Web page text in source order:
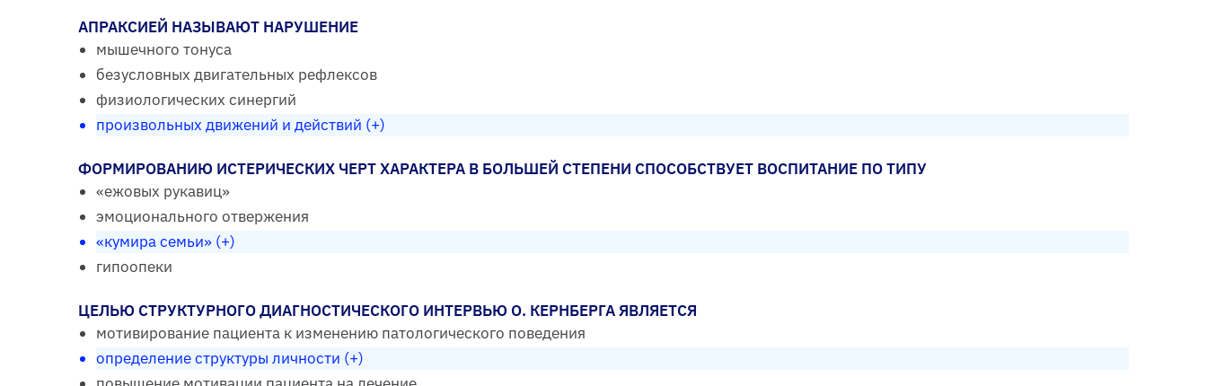
АПРАКСИЕЙ НАЗЫВАЮТ НАРУШЕНИЕ
мышечного тонуса
безусловных двигательных рефлексов
физиологических синергий
произвольных движений и действий (+)
ФОРМИРОВАНИЮ ИСТЕРИЧЕСКИХ ЧЕРТ ХАРАКТЕРА В БОЛЬШЕЙ СТЕПЕНИ СПОСОБСТВУЕТ ВОСПИТАНИЕ ПО ТИПУ
«ежовых рукавиц»
эмоционального отвержения
«кумира семьи» (+)
гипоопеки
ЦЕЛЬЮ СТРУКТУРНОГО ДИАГНОСТИЧЕСКОГО ИНТЕРВЬЮ О. КЕРНБЕРГА ЯВЛЯЕТСЯ
мотивирование пациента к изменению патологического поведения
определение структуры личности (+)